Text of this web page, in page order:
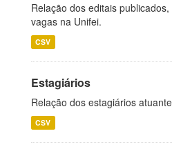
Relação dos editais
vagas na Unifei.
CSV
Estagiários
Relação dos estagiários
CSV